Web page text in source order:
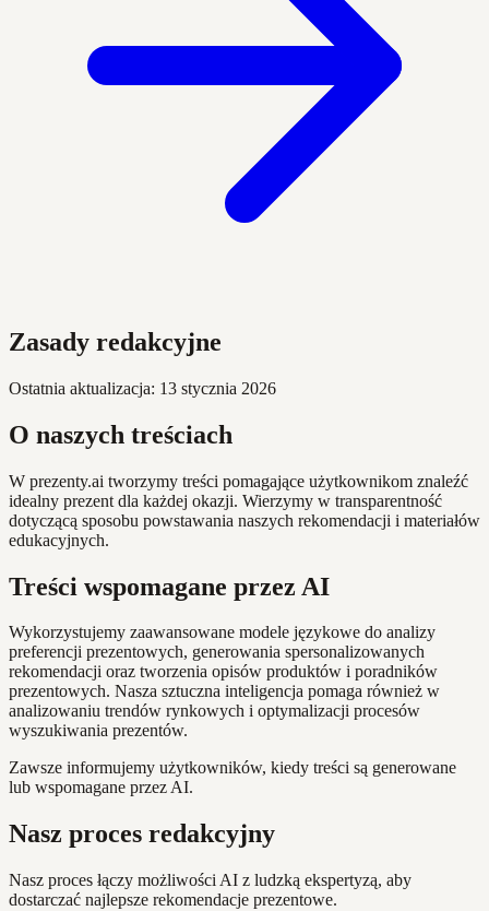
Zasady redakcyjne
Ostatnia aktualizacja: 13 stycznia 2026
O naszych treściach
W prezenty.ai tworzymy treści pomagające użytkownikom znaleźć
idealny prezent dla każdej okazji. Wierzymy w transparentność
dotyczącą sposobu powstawania naszych rekomendacji i materiałów
edukacyjnych.
Treści wspomagane przez AI
Wykorzystujemy zaawansowane modele językowe do analizy
preferencji prezentowych, generowania spersonalizowanych
rekomendacji oraz tworzenia opisów produktów i poradników
prezentowych. Nasza sztuczna inteligencja pomaga również w
analizowaniu trendów rynkowych i optymalizacji procesów
wyszukiwania prezentów.
Zawsze informujemy użytkowników, kiedy treści są generowane
lub wspomagane przez AI.
Nasz proces redakcyjny
Nasz proces łączy możliwości AI z ludzką ekspertyzą, aby
dostarczać najlepsze rekomendacje prezentowe.